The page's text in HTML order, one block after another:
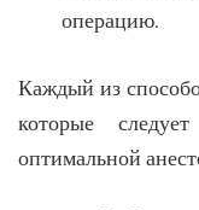
операцию.
Каждый из
которые
оптимальной